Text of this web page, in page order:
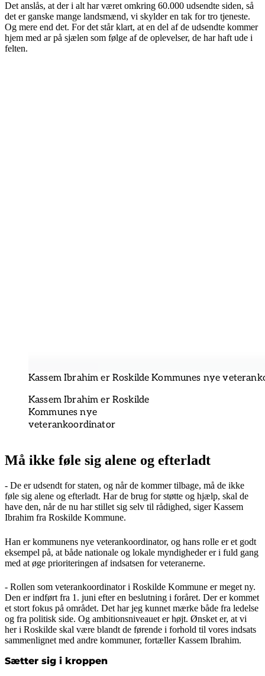
Det anslås, at der i alt har været omkring 60.000 udsendte siden, så
det er ganske mange landsmænd, vi skylder en tak for tro tjeneste.
Og mere end det. For det står klart, at en del af de udsendte kommer
hjem med ar på sjælen som følge af de oplevelser, de har haft ude i
felten.
Kassem Ibrahim er Roskilde Kommunes nye
Kassem Ibrahim er Roskilde
Kommunes nye
veterankoordinator
Må ikke føle sig alene og efterladt
- De er udsendt for staten, og når de kommer tilbage, må de ikke
føle sig alene og efterladt. Har de brug for støtte og hjælp, skal de
have den, når de nu har stillet sig selv til rådighed, siger Kassem
Ibrahim fra Roskilde Kommune.
Han er kommunens nye veterankoordinator, og hans rolle er et godt
eksempel på, at både nationale og lokale myndigheder er i fuld gang
med at øge prioriteringen af indsatsen for veteranerne.
- Rollen som veterankoordinator i Roskilde Kommune er meget ny.
Den er indført fra 1. juni efter en beslutning i foråret. Der er kommet
et stort fokus på området. Det har jeg kunnet mærke både fra ledelse
og fra politisk side. Og ambitionsniveauet er højt. Ønsket er, at vi
her i Roskilde skal være blandt de førende i forhold til vores indsats
sammenlignet med andre kommuner, fortæller Kassem Ibrahim.
Sætter sig i kroppen